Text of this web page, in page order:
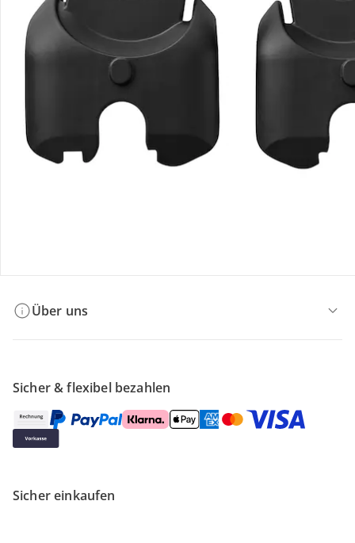
Bestellung & Lieferung
Retoure & Reklamation
Gutscheine & Aktionen
Über uns
Sicher & flexibel bezahlen
Sicher einkaufen